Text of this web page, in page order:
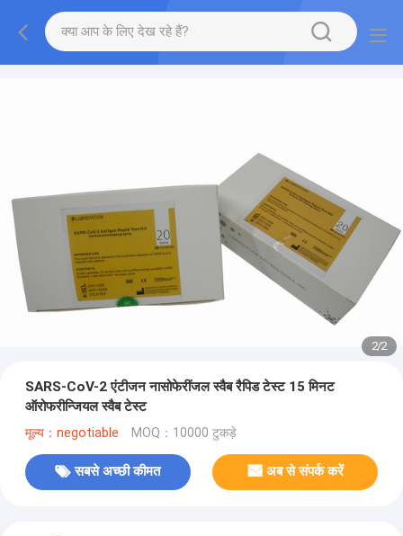
2/2
SARS-CoV-2 एंटीजन नासोफेरींजल स्वैब रैपिड टेस्ट 15 मिनट
ऑरोफरीन्जियल स्वैब टेस्ट
मूल्य：negotiable MOQ：10000 टुकड़े
सबसे अच्छी कीमत अब से संपर्क करें